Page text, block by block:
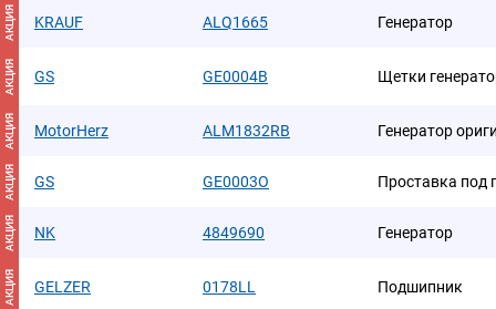
АКЦИЯ KRAUF ALQ1665 Генератор
АКЦИЯ GS GE0004B Щетки
АКЦИЯ MotorHerz ALM1832RB Генератор
АКЦИЯ GS GE0003O Проставка под
АКЦИЯ NK 4849690 Генератор
АКЦИЯ GELZER 0178LL Подшипник